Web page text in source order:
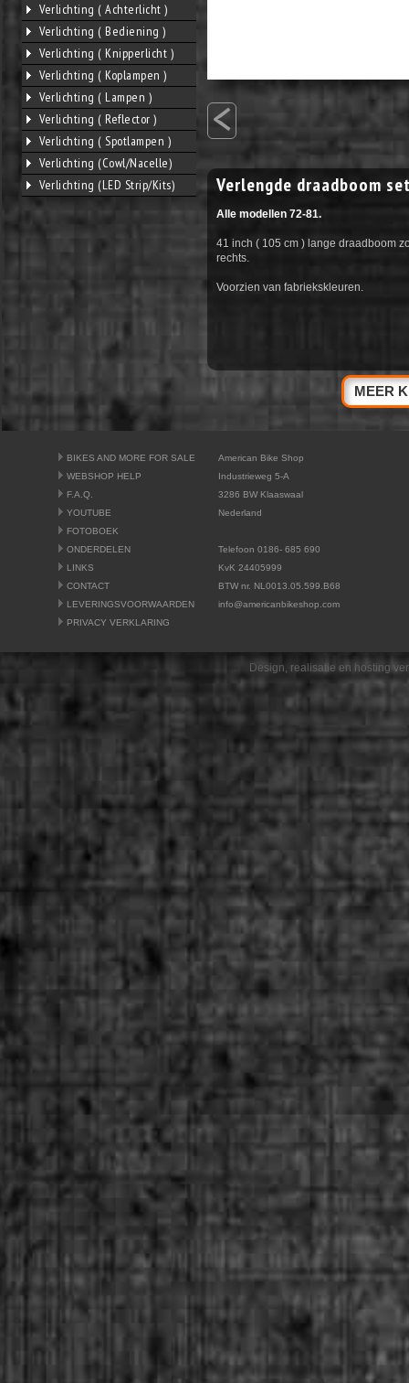
Verlichting ( Achterlicht )
Verlichting ( Bediening )
Verlichting ( Knipperlicht )
Verlichting ( Koplampen )
Verlichting ( Lampen )
Verlichting ( Reflector )
Verlichting ( Spotlampen )
Verlichting (Cowl/Nacelle)
Verlichting (LED Strip/Kits)
<
Verlengde draadboom
Alle modellen 72-81.
41 inch ( 105 cm ) lange draadboom
rechts.
Voorzien van fabriekskleuren.
MEER
BIKES AND MORE FOR SALE
WEBSHOP HELP
F.A.Q.
YOUTUBE
FOTOBOEK
ONDERDELEN
LINKS
CONTACT
LEVERINGSVOORWAARDEN
PRIVACY VERKLARING
American Bike Shop
Industrieweg 5-A
3286 BW Klaaswaal
Nederland
Telefoon 0186- 685 690
KvK 24405999
BTW nr. NL0013.05.599.B68
info@americanbikeshop.com
Design, realisatie en hosting